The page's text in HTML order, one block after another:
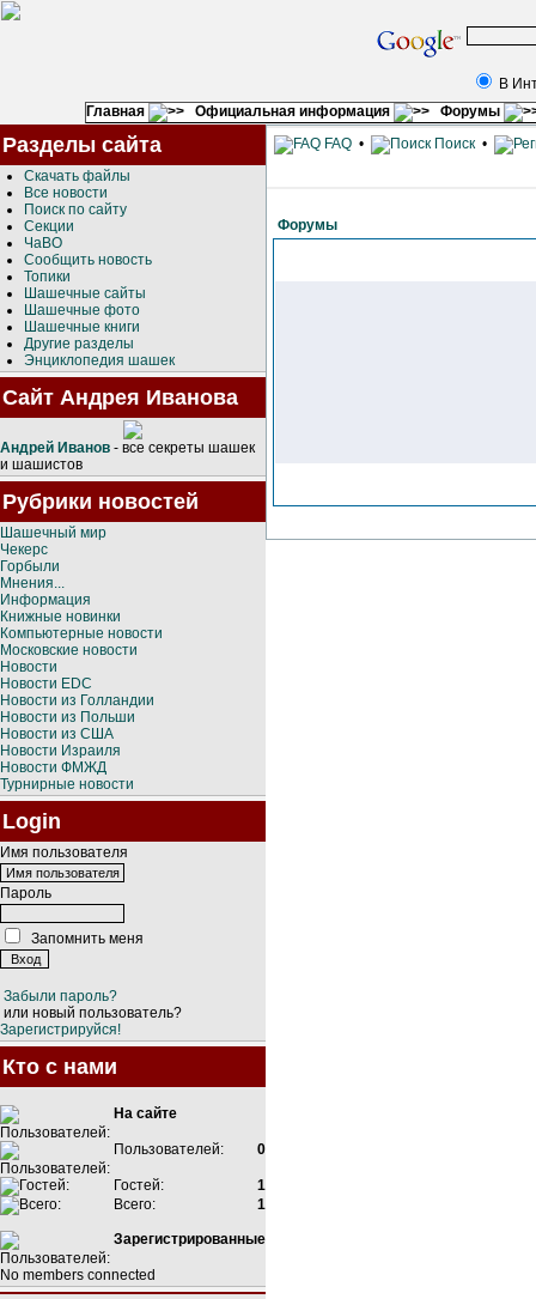
В
Главная
Официальная информация Форумы
Разделы сайта
Скачать файлы
Все новости
Поиск по сайту
Секции
ЧаВО
Сообщить новость
Топики
Шашечные сайты
Шашечные фото
Шашечные книги
Другие разделы
Энциклопедия шашек
Сайт Андрея Иванова
Андрей Иванов - все секреты шашек
и шашистов
Рубрики новостей
Шашечный мир
Чекерс
Горбыли
Мнения...
Информация
Книжные новинки
Компьютерные новости
Московские новости
Новости
Новости EDC
Новости из Голландии
Новости из Польши
Новости из США
Новости Израиля
Новости ФМЖД
Турнирные новости
Login
Имя пользователя
Пароль
Запомнить меня
Забыли пароль?
или новый пользователь?
Зарегистрируйся!
Кто с нами
На сайте
Пользователей: 0
Гостей:
1
Всего:
1
Зарегистрированные
No members connected
FAQ • Поиск •
Форумы